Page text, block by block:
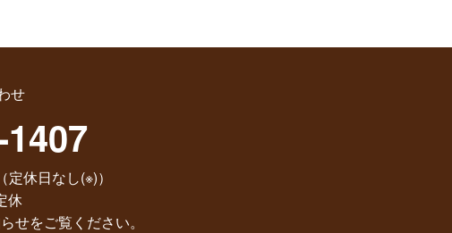
せ
休日なし(※)）
休
せをご覧ください。